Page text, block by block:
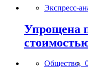
Экспресс-
Упрощена
Общество,